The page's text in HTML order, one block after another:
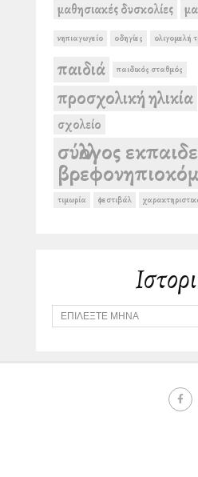
μαθησιακές δυσκολίες
νηπιαγωγείο οδηγίες ολιγομελή
παιδιά παιδικός σταθμός
προσχολική ηλικία
σχολείο
σύλλογος
τιμωρία φεστιβάλ
Ι
σ